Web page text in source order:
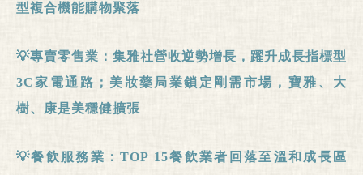
型複合機能購物聚落
💡專賣零售業：集雅社營收逆勢增長，躍升成長指標型
3C家電通路；美妝藥局業鎖定剛需市場，寶雅、大
樹、康是美穩健擴張
💡餐飲服務業：TOP 15餐飲業者回 落至溫和成長區